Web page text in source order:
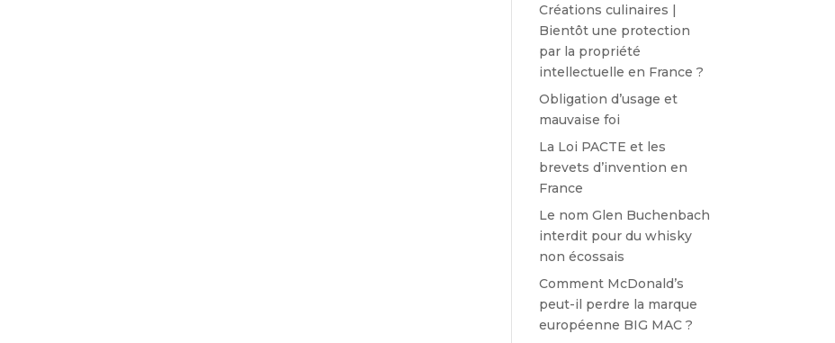
Créations culinaires |
Bientôt une protection
par la propriété
intellectuelle en France ?
Obligation d’usage et
mauvaise foi
La Loi PACTE et les
brevets d’invention en
France
Le nom Glen Buchenbach
interdit pour du whisky
non écossais
Comment McDonald’s
peut-il perdre la marque
européenne BIG MAC ?